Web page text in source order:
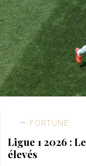
FORTUNE
Ligue 1 2026 :
élevés